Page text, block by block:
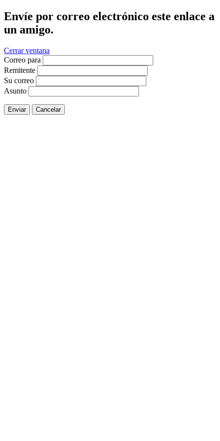
Envíe por correo electrónico este enlace a
un amigo.
Cerrar ventana
Correo para
Remitente
Su correo
Asunto
Enviar Cancelar